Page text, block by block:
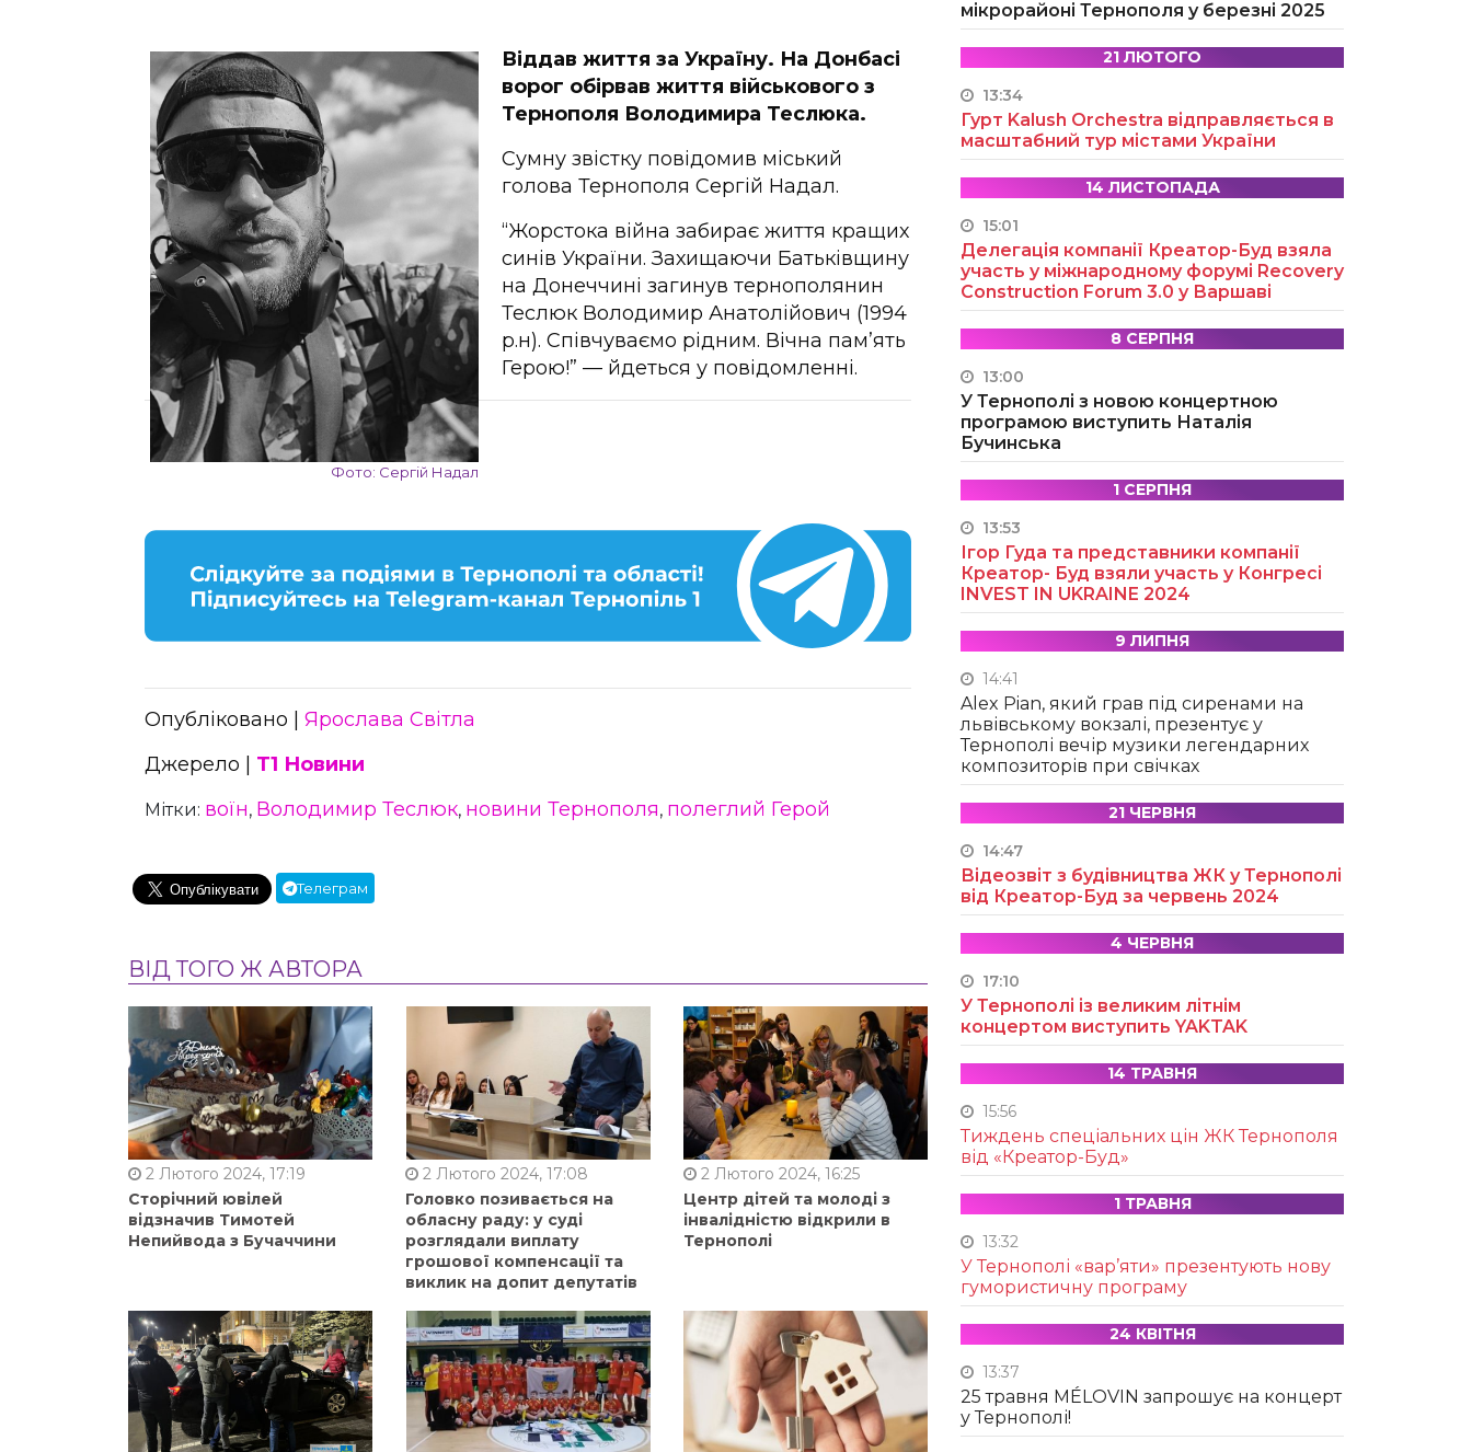
Фото: Сергій Надал
Віддав життя за Україну. На Донбасі
ворог обірвав життя військового з
Тернополя Володимира Теслюка.
Сумну звістку повідомив міський
голова Тернополя Сергій Надал.
“Жорстока війна забирає життя кращих
синів України. Захищаючи Батьківщину
на Донеччині загинув тернополянин
Теслюк Володимир Анатолійович (1994
р.н). Співчуваємо рідним. Вічна пам’ять
Герою!” — йдеться у повідомленні.
Опубліковано | Ярослава Світла
Джерело | Т1 Новини
Мітки: воїн, Володимир Теслюк, новини Тернополя, полеглий Герой
Телеграм
ВІД ТОГО Ж АВТОРА
2 Лютого 2024, 17:19
Сторічний ювілей
відзначив Тимотей
Непийвода з Бучаччини
2 Лютого 2024, 17:08
Головко позивається на
обласну раду: у суді
розглядали виплату
грошової компенсації та
виклик на допит депутатів
2 Лютого 2024, 16:25
Центр дітей та молоді з
інвалідністю відкрили в
Тернополі
мікрорайоні Тернополя у березні 2025
21 ЛЮТОГО
13:34
Гурт Kalush Orchestra відправляється в
масштабний тур містами України
14 ЛИСТОПАДА
15:01
Делегація компанії Креатор-Буд взяла
участь у міжнародному форумі Recovery
Construction Forum 3.0 у Варшаві
8 СЕРПНЯ
13:00
У Тернополі з новою концертною
програмою виступить Наталія
Бучинська
1 СЕРПНЯ
13:53
Ігор Гуда та представники компанії
Креатор- Буд взяли участь у Конгресі
INVEST IN UKRAINE 2024
9 ЛИПНЯ
14:41
Alex Pian, який грав під сиренами на
львівському вокзалі, презентує у
Тернополі вечір музики легендарних
композиторів при свічках
21 ЧЕРВНЯ
14:47
Відеозвіт з будівництва ЖК у Тернополі
від Креатор-Буд за червень 2024
4 ЧЕРВНЯ
17:10
У Тернополі із великим літнім
концертом виступить YAKTAK
14 ТРАВНЯ
15:56
Тиждень спеціальних цін ЖК Тернополя
від «Креатор-Буд»
1 ТРАВНЯ
13:32
У Тернополі «вар’яти» презентують нову
гумористичну програму
24 КВІТНЯ
13:37
25 травня MÉLOVIN запрошує на концерт
у Тернополі!